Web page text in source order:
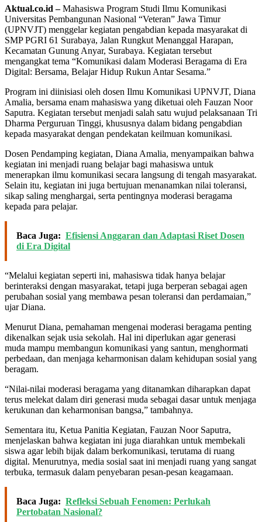
Aktual.co.id –Mahasiswa Program Studi Ilmu Komunikasi
Universitas Pembangunan Nasional “Veteran” Jawa Timur
(UPNVJT) menggelar kegiatan pengabdian kepada masyarakat di
SMP PGRI 61 Surabaya, Jalan Rungkut Menanggal Harapan,
Kecamatan Gunung Anyar, Surabaya. Kegiatan tersebut
mengangkat tema “Komunikasi dalam Moderasi Beragama di Era
Digital: Bersama, Belajar Hidup Rukun Antar Sesama.”
Program ini diinisiasi oleh dosen Ilmu Komunikasi UPNVJT, Diana
Amalia, bersama enam mahasiswa yang diketuai oleh Fauzan Noor
Saputra. Kegiatan tersebut menjadi salah satu wujud pelaksanaan Tri
Dharma Perguruan Tinggi, khususnya dalam bidang pengabdian
kepada masyarakat dengan pendekatan keilmuan komunikasi.
Dosen Pendamping kegiatan, Diana Amalia, menyampaikan bahwa
kegiatan ini menjadi ruang belajar bagi mahasiswa untuk
menerapkan ilmu komunikasi secara langsung di tengah masyarakat.
Selain itu, kegiatan ini juga bertujuan menanamkan nilai toleransi,
sikap saling menghargai, serta pentingnya moderasi beragama
kepada para pelajar.
Baca Juga: Efisiensi Anggaran dan Adaptasi Riset Dosen
di Era Digital
“Melalui kegiatan seperti ini, mahasiswa tidak hanya belajar
berinteraksi dengan masyarakat, tetapi juga berperan sebagai agen
perubahan sosial yang membawa pesan toleransi dan perdamaian,”
ujar Diana.
Menurut Diana, pemahaman mengenai moderasi beragama penting
dikenalkan sejak usia sekolah. Hal ini diperlukan agar generasi
muda mampu membangun komunikasi yang santun, menghormati
perbedaan, dan menjaga keharmonisan dalam kehidupan sosial yang
beragam.
“Nilai-nilai moderasi beragama yang ditanamkan diharapkan dapat
terus melekat dalam diri generasi muda sebagai dasar untuk menjaga
kerukunan dan keharmonisan bangsa,” tambahnya.
Sementara itu, Ketua Panitia Kegiatan, Fauzan Noor Saputra,
menjelaskan bahwa kegiatan ini juga diarahkan untuk membekali
siswa agar lebih bijak dalam berkomunikasi, terutama di ruang
digital. Menurutnya, media sosial saat ini menjadi ruang yang sangat
terbuka, termasuk dalam penyebaran pesan-pesan keagamaan.
Baca Juga: Refleksi Sebuah Fenomen: Perlukah
Pertobatan Nasional?